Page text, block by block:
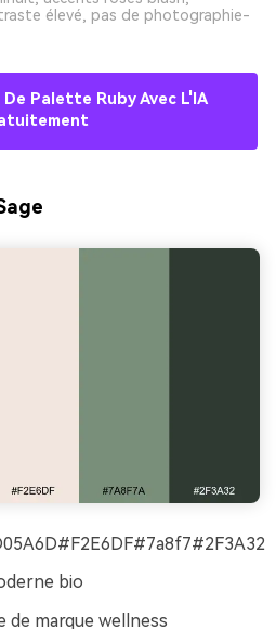
élevé, pas de photographie-
De Palette Ruby Avec L'IA
bio
de marque wellness